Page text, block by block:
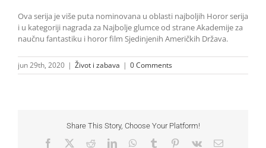
Ova serija je više puta nominovana u oblasti najboljih Horor serija
i u kategoriji nagrada za Najbolje glumce od strane Akademije za
naučnu fantastiku i horor film Sjedinjenih Američkih Država.
jun 29th, 2020 | Život i zabava | 0 Comments
Share This Story, Choose Your Platform!
Facebook RedditLinkedInWhatsApp
Tumblr Pinterest
Vk Email